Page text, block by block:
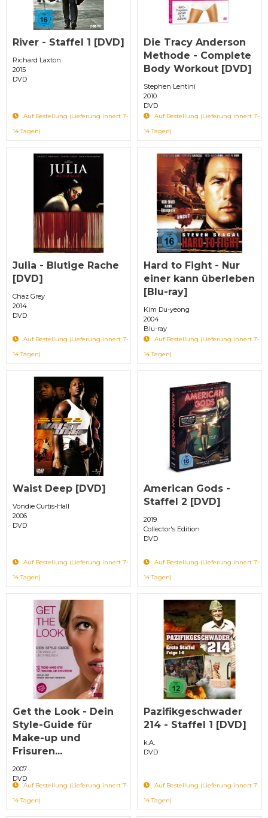
River - Staffel 1 [DVD]
Richard Laxton
2015
DVD
Auf Bestellung (Lieferung innert 7-
14 Tagen)
Die Tracy Anderson
Methode - Complete
Body Workout [DVD]
Stephen Lentini
2010
DVD
Auf Bestellung (Lieferung innert 7-
14 Tagen)
Julia - Blutige Rache
[DVD]
Chaz Grey
2014
DVD
Auf Bestellung (Lieferung innert 7-
14 Tagen)
Hard to Fight - Nur
einer kann überleben
[Blu-ray]
Kim Du-yeong
2004
Blu-ray
Auf Bestellung (Lieferung innert 7-
14 Tagen)
Waist Deep [DVD]
Vondie Curtis-Hall
2006
DVD
Auf Bestellung (Lieferung innert 7-
14 Tagen)
American Gods -
Staffel 2 [DVD]
2019
Collector's Edition
DVD
Auf Bestellung (Lieferung innert 7-
14 Tagen)
Get the Look - Dein
Style-Guide für
Make-up und
Frisuren...
2007
DVD
Auf Bestellung (Lieferung innert 7-
14 Tagen)
Pazifikgeschwader
214 - Staffel 1 [DVD]
k.A.
DVD
Auf Bestellung (Lieferung innert 7-
14 Tagen)